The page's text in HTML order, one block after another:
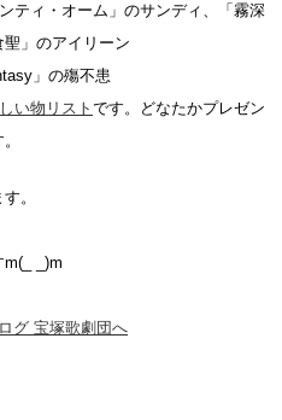
ィ・オーム」のサンディ、「霧深
」のアイリーン
」の殤不患
い物リスト です。どなたかプレゼン
。
_)m